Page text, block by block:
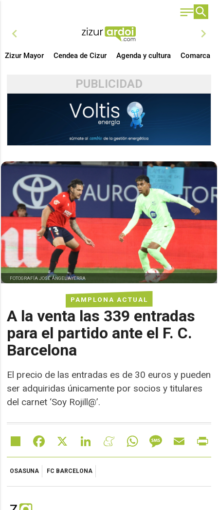
chevron_left chevron_right
Zizur Mayor Cendea de Cizur Agenda y cultura Comarca
PUBLICIDAD
PAMPLONA ACTUAL
A la venta las 339 entradas
para el partido ante el F. C.
Barcelona
El precio de las entradas es de 30 euros y pueden
ser adquiridas únicamente por socios y titulares
del carnet ‘Soy Rojill@’.
FOTOGRAFÍA JOSÉ ÁNGEL AYERRA
Share Facebook LinkedIn MeneameWhatsAppMessageEmail
OSASUNA FC BARCELONA